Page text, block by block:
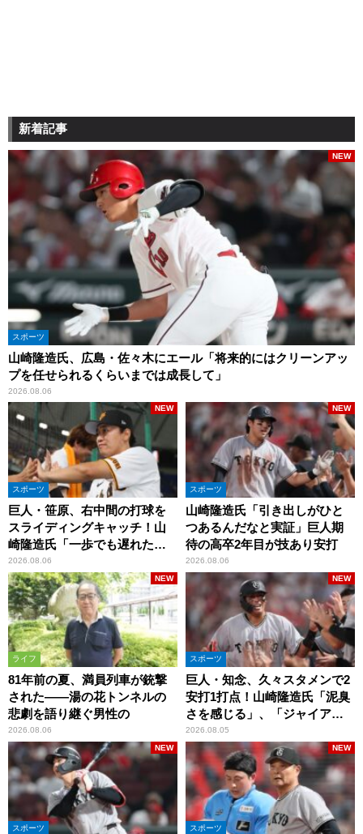
新着記事
スポーツ
山崎隆造氏、広島・佐々木にエール「将来的にはクリーンアッ
プを任せられるくらいまでは成長して」
2026.08.06
NEW
スポーツ
巨人・笹原、右中間の打球を
スライディングキャッチ！山
崎隆造氏「一歩でも遅れた
ら…」
2026.08.06
NEW
スポーツ
山崎隆造氏「引き出しがひと
つあるんだなと実証」巨人期
待の高卒2年目が技あり安打
2026.08.06
NEW
ライフ
81年前の夏、満員列車が銃撃
された――湯の花トンネルの
悲劇を語り継ぐ男性の
2026.08.06
NEW
スポーツ
巨人・知念、久々スタメンで2
安打1打点！山崎隆造氏「泥臭
さを感じる」、「ジャイアン
ツには少ないタイプ」
2026.08.05
NEW
スポーツ
NEW
スポーツ
NEW